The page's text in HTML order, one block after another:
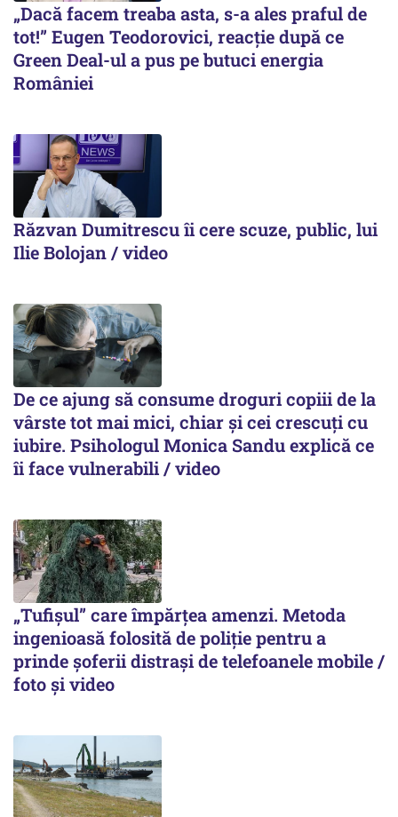
„Dacă facem treaba asta, s-a ales praful de
tot!” Eugen Teodorovici, reacție după ce
Green Deal-ul a pus pe butuci energia
României
Răzvan Dumitrescu îi cere scuze, public, lui
Ilie Bolojan / video
De ce ajung să consume droguri copiii de la
vârste tot mai mici, chiar și cei crescuți cu
iubire. Psihologul Monica Sandu explică ce
îi face vulnerabili / video
„Tufișul” care împărțea amenzi. Metoda
ingenioasă folosită de poliție pentru a
prinde șoferii distrași de telefoanele mobile /
foto și video